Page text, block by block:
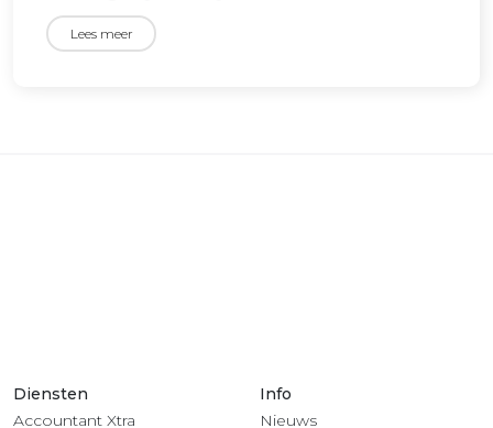
Lees meer
Diensten
Accountant Xtra
Info
Nieuws